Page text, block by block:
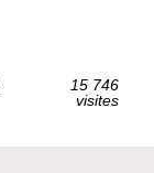
15 746
visites